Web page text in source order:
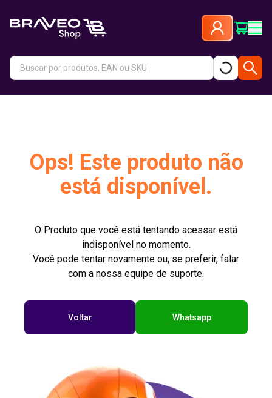
Ops! Este produto não
está disponível.
O Produto que você está tentando acessar está
indisponível no momento.
Você pode tentar novamente ou, se preferir, falar
com a nossa equipe de suporte.
Voltar Whatsapp